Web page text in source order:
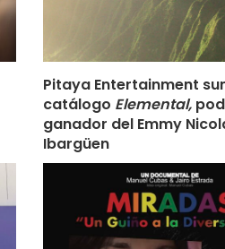
Pitaya Entertainment
catálogo Elemental,
ganador del Emmy
Ibargüen